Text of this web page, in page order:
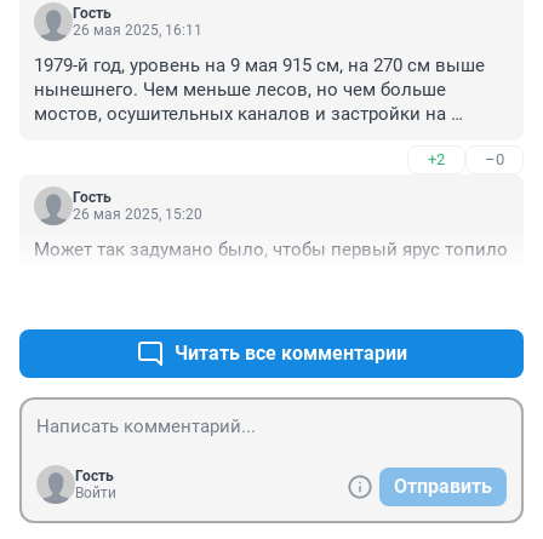
Гость
26 мая 2025, 16:11
1979-й год, уровень на 9 мая 915 см, на 270 см выше
нынешнего. Чем меньше лесов, но чем больше
мостов, осушительных каналов и застройки на
+2 –0
Гость
26 мая 2025, 15:20
Может так задумано было, чтобы первый ярус топило
Читать все комментарии
Гость
Войти
Отправить